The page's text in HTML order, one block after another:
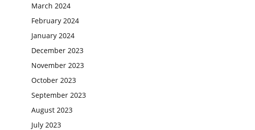
March 2024
February 2024
January 2024
December 2023
November 2023
October 2023
September 2023
August 2023
July 2023